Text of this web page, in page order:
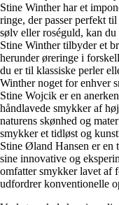
Stine Winther har et
ringe, der passer perfekt
sølv eller roséguld, kan
Stine Winther tilbyder et
herunder øreringe i
du er til klassiske perler
Winther noget for enhver
Stine Wojcik er en
håndlavede smykker af
naturens skønhed og
smykker et tidløst og
Stine Øland Hansen er en
sine innovative og
omfatter smykker lavet af
udfordrer konventionelle